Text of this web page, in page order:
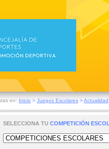
en: Inicio > Juegos Escolares >Actualidad
SELECCIONA TU COMPETICIÓN